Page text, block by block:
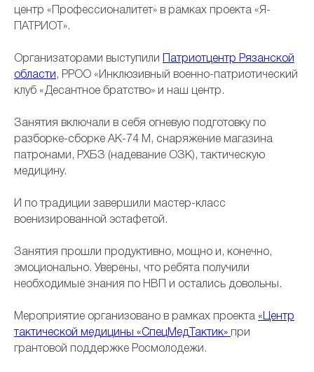
центр «Профессионалитет» в рамках проекта «Я-
ПАТРИОТ».
Организаторами выступили
Патриотцентр Рязанской
области , РРОО «Инклюзивный военно-патриотический
клуб «Десантное братство» и наш центр.
Занятия включали в себя огневую подготовку по
разборке-сборке АК-74 М, снаряжение магазина
патронами, РХБЗ (надевание ОЗК), тактическую
медицину.
И по традиции завершили мастер-класс
военизированной эстафетой.
Занятия прошли продуктивно, мощно и, конечно,
эмоционально. Уверены, что ребята получили
необходимые знания по НВП и остались довольны.
Мероприятие организовано в рамках проекта «Центр
тактической медицины «СпецМедТактик» при
грантовой поддержке Росмолодежи.